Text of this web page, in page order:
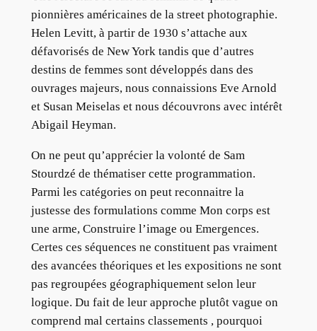
pionnières américaines de la street photographie.
Helen Levitt, à partir de 1930 s’attache aux
défavorisés de New York tandis que d’autres
destins de femmes sont développés dans des
ouvrages majeurs, nous connaissions Eve Arnold
et Susan Meiselas et nous découvrons avec intérêt
Abigail Heyman.
On ne peut qu’apprécier la volonté de Sam
Stourdzé de thématiser cette programmation.
Parmi les catégories on peut reconnaitre la
justesse des formulations comme Mon corps est
une arme, Construire l’image ou Emergences.
Certes ces séquences ne constituent pas vraiment
des avancées théoriques et les expositions ne sont
pas regroupées géographiquement selon leur
logique. Du fait de leur approche plutôt vague on
comprend mal certains classements , pourquoi